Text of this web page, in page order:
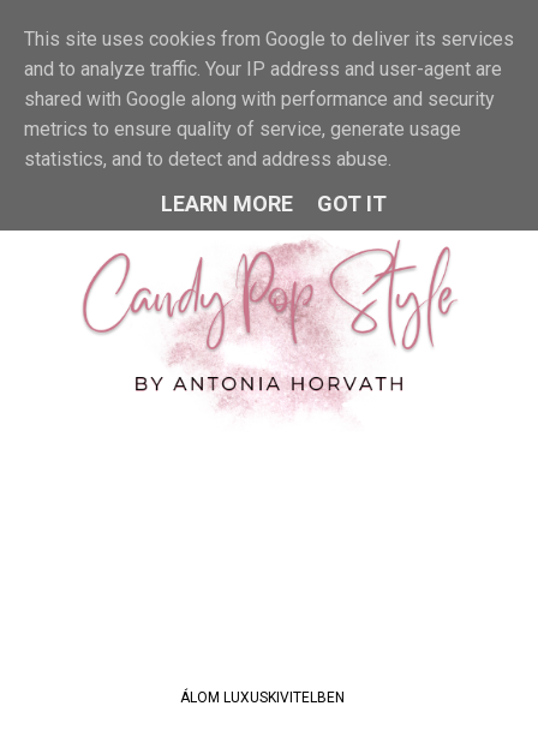
MENU
ÁLOM LUXUSKIVITELBEN
This site uses cookies from Google to deliver its services
and to analyze traffic. Your IP address and user-agent are
shared with Google along with performance and security
metrics to ensure quality of service, generate usage
statistics, and to detect and address abuse.
LEARN MORE GOT IT